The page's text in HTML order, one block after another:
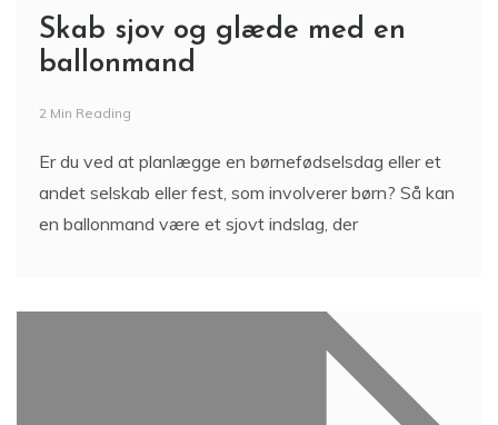
Skab sjov og glæde med en
ballonmand
2 Min Reading
Er du ved at planlægge en børnefødselsdag eller et
andet selskab eller fest, som involverer børn? Så kan
en ballonmand være et sjovt indslag, der